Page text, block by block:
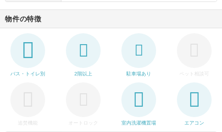
物件の特徴
バス・トイレ別 2階以上 駐車場あり ペット相談可
追焚機能 オートロック 室内洗濯機置場 エアコン